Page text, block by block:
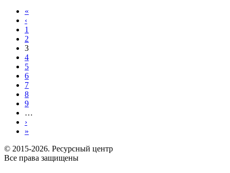
«
‹
1
2
3
4
5
6
7
8
9
…
›
»
© 2015-2026. Ресурсный центр
Все права защищены